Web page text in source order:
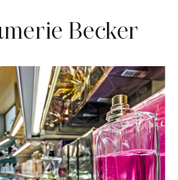
Becker